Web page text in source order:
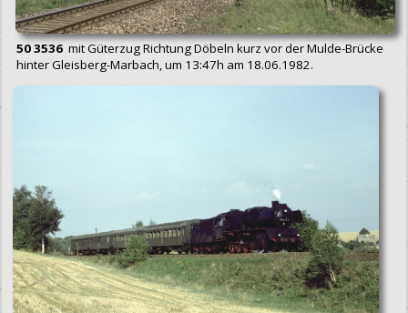
50 3536 mit Güterzug Richtung Döbeln kurz vor der Mulde-Brücke
hinter Gleisberg-Marbach, um 13:47h am 18.06.1982.